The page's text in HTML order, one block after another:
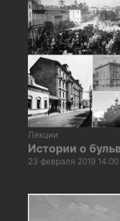
Лекции
Истории о
23 февраля 2019 14:00